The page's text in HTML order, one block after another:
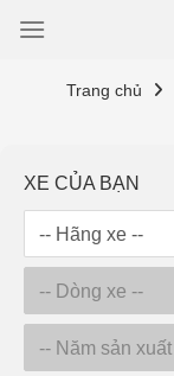
qua
Trang chủ
XE CỦA BẠN